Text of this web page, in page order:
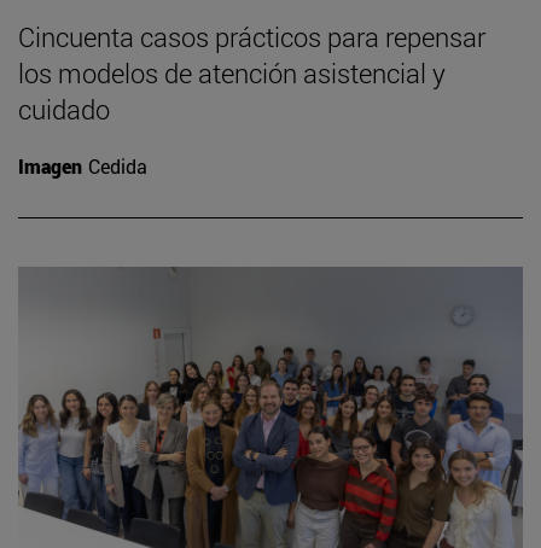
Cincuenta casos prácticos para repensar
los modelos de atención asistencial y
cuidado
Imagen Cedida